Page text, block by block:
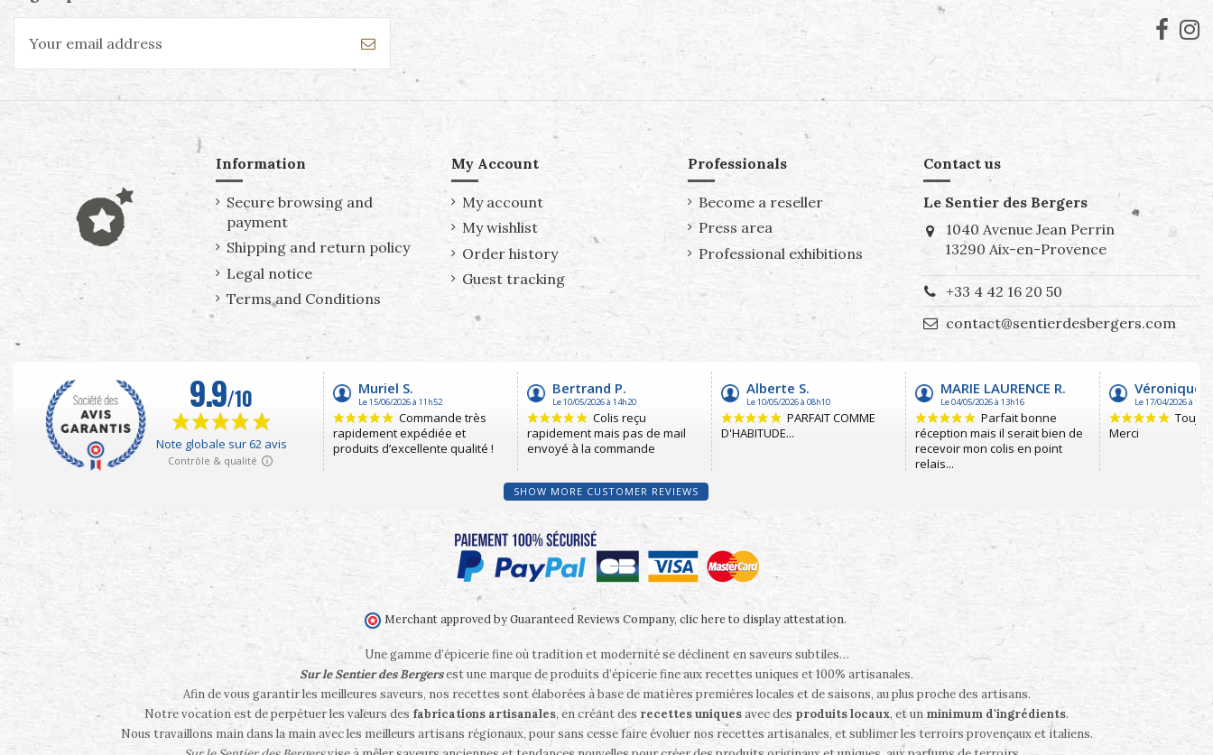
Information
Secure browsing and
payment
Shipping and return policy
Legal notice
Terms and Conditions
My Account
My account
My wishlist
Order history
Guest tracking
Professionals
Become a reseller
Press area
Professional exhibitions
Contact us
Le Sentier des Bergers
1040 Avenue Jean Perrin
13290 Aix-en-Provence
+33 4 42 16 20 50
contact@sentierdesbergers.com
SHOW MORE CUSTOMER REVIEWS
Merchant approved by Guaranteed Reviews Company, clic here to display attestation.
Une gamme d’épicerie fine où tradition et modernité se déclinent en saveurs subtiles…
Sur le Sentier des Bergersest une marque de produits d’épicerie fine aux recettes uniques et 100% artisanales.
Afin de vous garantir les meilleures saveurs, nos recettes sont élaborées à base de matières premières locales et de saisons, au plus proche des artisans.
Notre vocation est de perpétuer les valeurs des fabrications artisanales, en créant des recettes uniquesavec des produits locaux, et un minimum d'ingrédients.
Nous travaillons main dans la main avec les meilleurs artisans régionaux, pour sans cesse faire évoluer nos recettes artisanales, et sublimer les terroirs provençaux et italiens.